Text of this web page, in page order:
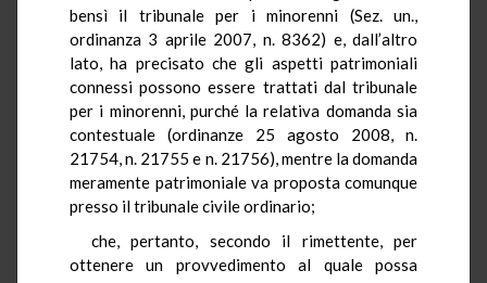
bensì il tribunale per i minorenni (Sez. un.,
ordinanza 3 aprile 2007, n. 8362) e, dall’altro
lato, ha precisato che gli aspetti patrimoniali
connessi possono essere trattati dal tribunale
per i minorenni, purché la relativa domanda sia
contestuale (ordinanze 25 agosto 2008, n.
21754, n. 21755 e n. 21756), mentre la domanda
meramente patrimoniale va proposta comunque
presso il tribunale civile ordinario;
che, pertanto, secondo il rimettente, per
ottenere un provvedimento al quale possa